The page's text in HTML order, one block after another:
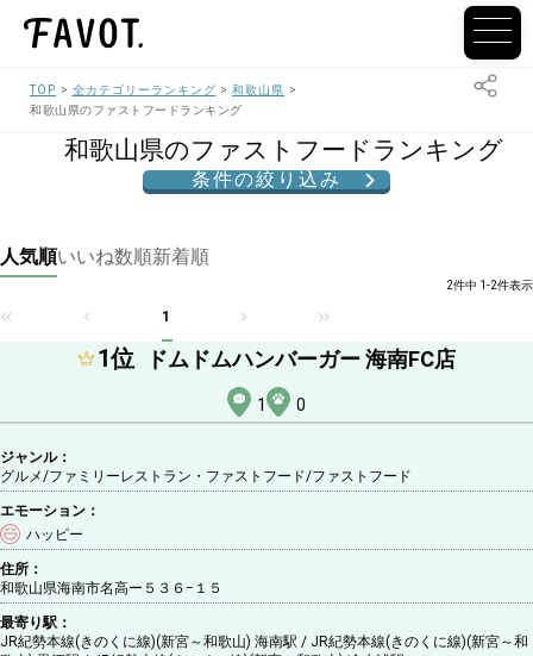
TOP 全カテゴリーランキング
和歌山県
和歌山県のファストフードランキング
和歌山県のファストフードランキング
条件の絞り込み
人気順いいね数順新着順
2件中 1-2件表示
1
1位 ドムドムハンバーガー 海南FC店
1 0
ジャンル：
グルメ/ファミリーレストラン・ファストフード/ファストフード
エモーション：
ハッピー
住所：
和歌山県海南市名高ー５３６−１５
最寄り駅：
JR紀勢本線(きのくに線)(新宮～和歌山) 海南駅 / JR紀勢本線(きのくに線)(新宮～和